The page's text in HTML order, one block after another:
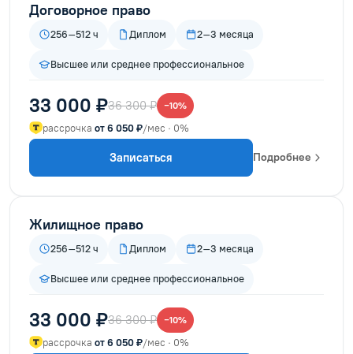
Договорное право
256–512 ч Диплом 2–3 месяца
Высшее или среднее профессиональное
33 000 ₽36 300 ₽ −10%
рассрочка от 6 050 ₽/мес · 0%
Записаться Подробнее
Жилищное право
256–512 ч Диплом 2–3 месяца
Высшее или среднее профессиональное
33 000 ₽36 300 ₽ −10%
рассрочка от 6 050 ₽/мес · 0%